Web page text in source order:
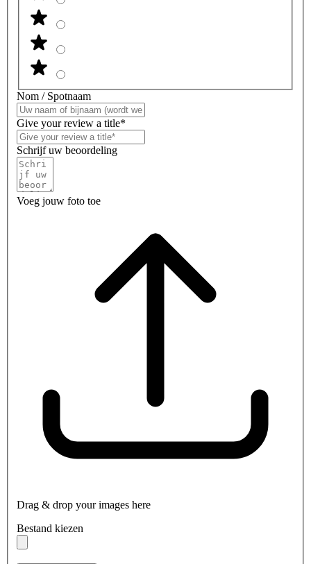
Nom / Spotnaam
Give your review a title*
Schrijf uw beoordeling
Voeg jouw foto toe
Drag & drop your images here
Bestand kiezen